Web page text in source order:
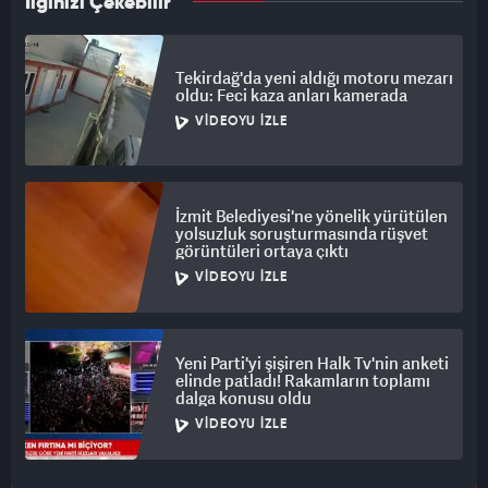
ÖCALAN: Kimdir bu seçim komisyonundakiler? Bunlar Kandil
tarafından mı belirlendi, yoksa siz mi belirlediniz?
SIRRI SÜREYYA ÖNDER: Kandil belirledi.
ÖCALAN: Tamamıyla mı onlar belirledi? Parti Meclisi’nde
belirlenmedi mi bu komisyon?
PERVİN BULDAN: Hayır, parti meclisinde ya da MYK’de
ÖCALAN: Böyle şey olur mu? Siz niye müdahale etmediniz?
Devrimci cesaretiniz mi yok? Beni niye uyarmadınız?
ÖNDER: Başkanım yaşanan sıkıntıları size iletmiştik.
ÖCALAN: Kimdir bu seçim komisyonundakiler? İsim verin
bana.
Tekirdağ'da yeni aldığı motoru mezarı
oldu: Feci kaza anları kamerada
VIDEOYU İZLE
İzmit Belediyesi'ne yönelik yürütülen
yolsuzluk soruşturmasında rüşvet
görüntüleri ortaya çıktı
VIDEOYU İZLE
Yeni Parti'yi şişiren Halk Tv'nin anketi
elinde patladı! Rakamların toplamı
dalga konusu oldu
VIDEOYU İZLE